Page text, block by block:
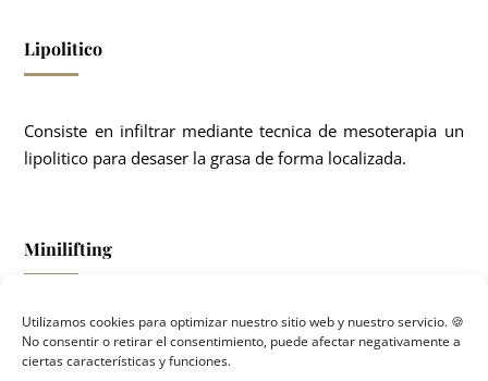
Utilizamos cookies para optimizar nuestro sitio web y nuestro servicio. 🍪
No consentir o retirar el consentimiento, puede afectar negativamente a
ciertas características y funciones.
Lipolitico
Consiste en infiltrar mediante tecnica de mesoterapia un
lipolitico para desaser la grasa de forma localizada.
Minilifting